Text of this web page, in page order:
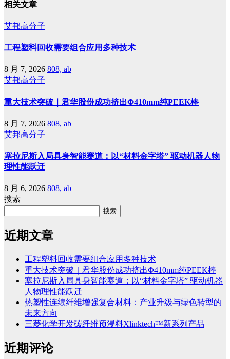
相关文章
艾邦高分子
工程塑料回收需要组合应用多种技术
8 月 7, 2026 808, ab
艾邦高分子
重大技术突破｜君华股份成功挤出Φ410mm纯PEEK棒
8 月 7, 2026 808, ab
艾邦高分子
塞拉尼斯入局具身智能赛道：以“材料金字塔” 驱动机器人物
理性能跃迁
8 月 6, 2026 808, ab
搜索
搜索
近期文章
工程塑料回收需要组合应用多种技术
重大技术突破｜君华股份成功挤出Φ410mm纯PEEK棒
塞拉尼斯入局具身智能赛道：以“材料金字塔” 驱动机器
人物理性能跃迁
热塑性连续纤维增强复合材料：产业升级与绿色转型的
未来方向
三菱化学开发碳纤维预浸料Xlinktech™新系列产品
近期评论